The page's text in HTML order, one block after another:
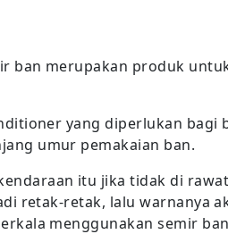
ban merupakan produk
yang diperlukan
umur pemakaian ban.
itu jika tidak di
retak-retak, lalu warnanya
menggunakan semir